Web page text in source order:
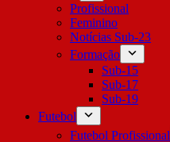
Profissional
Feminino
Notícias Sub-23
Formação
Sub-15
Sub-17
Sub-19
Futebol
Futebol Profissional